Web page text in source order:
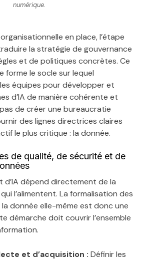
numérique.
en place, l’étape
la stratégie de gouvernance
et de politiques concrètes. Ce
forme le socle sur lequel
équipes pour développer et
d’IA de manière cohérente et
de créer une bureaucratie
des lignes directrices claires
le plus critique : la donnée.
de qualité, de sécurité et de
d’IA dépend directement de la
l’alimentent. La formalisation des
donnée elle-même est donc une
démarche doit couvrir l’ensemble
et d’acquisition : Définir les